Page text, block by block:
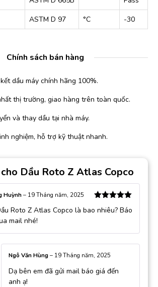
ASTM D 97 °C -30
Chính sách bán hàng
dầu máy chính hãng 100%.
thị trường, giao hàng trên toàn quốc.
và thay dầu tại nhà máy.
nghiệm, hỗ trợ kỹ thuật nhanh.
Dầu Roto Z Atlas Copco
hạng5 5
Huỳnh– 19 Tháng năm, 2025
Roto Z Atlas Copco là bao nhiêu? Báo
mail nhé!
Ngô Văn Hùng– 19 Tháng năm, 2025
Dạ bên em đã gửi mail báo giá đến
anh ạ!